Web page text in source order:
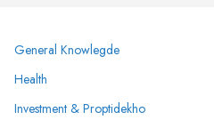
General Knowlegde
Health
Investment & Proptidekho